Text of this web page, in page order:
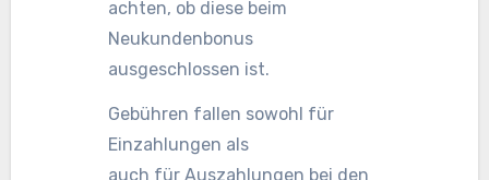
achten, ob diese beim
Neukundenbonus
ausgeschlossen ist.
Gebühren fallen sowohl für
Einzahlungen als
auch für Auszahlungen bei den